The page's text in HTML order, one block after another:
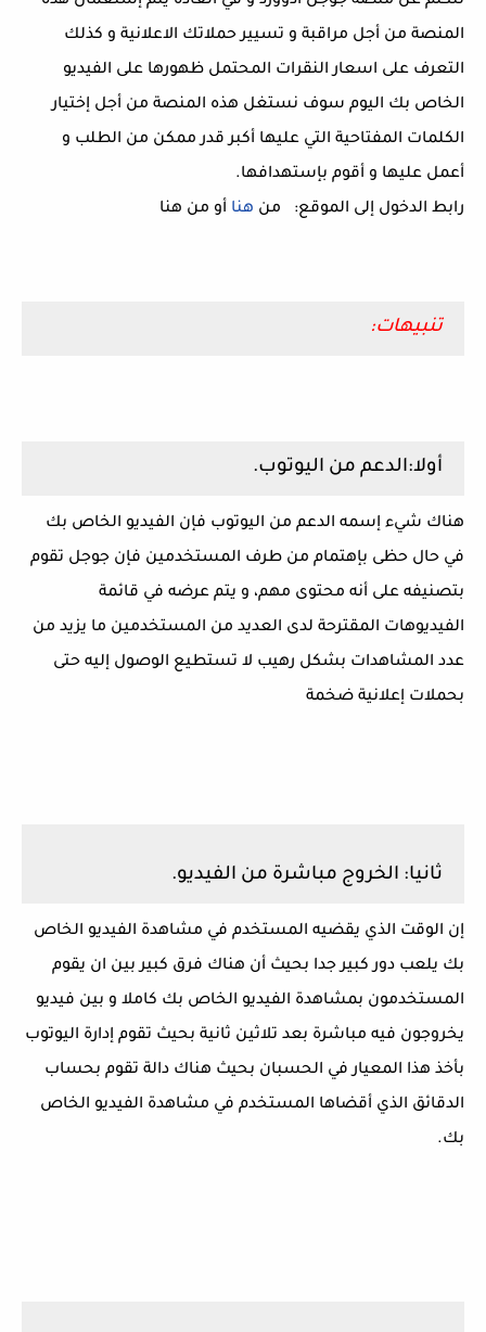
المنصة من أجل مراقبة و تسيير حملاتك الاعلانية و كذلك
التعرف على اسعار النقرات المحتمل ظهورها على الفيديو
الخاص بك اليوم سوف نستغل هذه المنصة من أجل إختيار
الكلمات المفتاحية التي عليها أكبر قدر ممكن من الطلب و
أعمل عليها و أقوم بإستهدافها.
رابط الدخول إلى الموقع: من هنا أو من هنا
تنبيهات:
أولا:الدعم من اليوتوب.
هناك شيء إسمه الدعم من اليوتوب فإن الفيديو الخاص بك
في حال حظى بإهتمام من طرف المستخدمين فإن جوجل تقوم
بتصنيفه على أنه محتوى مهم، و يتم عرضه في قائمة
الفيديوهات المقترحة لدى العديد من المستخدمين ما يزيد من
عدد المشاهدات بشكل رهيب لا تستطيع الوصول إليه حتى
بحملات إعلانية ضخمة
ثانيا: الخروج مباشرة من الفيديو.
إن الوقت الذي يقضيه المستخدم في مشاهدة الفيديو الخاص
بك يلعب دور كبير جدا بحيث أن هناك فرق كبير بين ان يقوم
المستخدمون بمشاهدة الفيديو الخاص بك كاملا و بين فيديو
يخروجون فيه مباشرة بعد تلاثين ثانية بحيث تقوم إدارة اليوتوب
بأخذ هذا المعيار في الحسبان بحيث هناك دالة تقوم بحساب
الدقائق الذي أقضاها المستخدم في مشاهدة الفيديو الخاص
بك.